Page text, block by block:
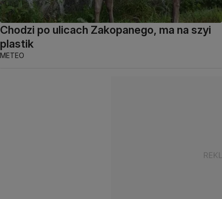
Chodzi po ulicach Zakopanego, ma na szyi
plastik
METEO